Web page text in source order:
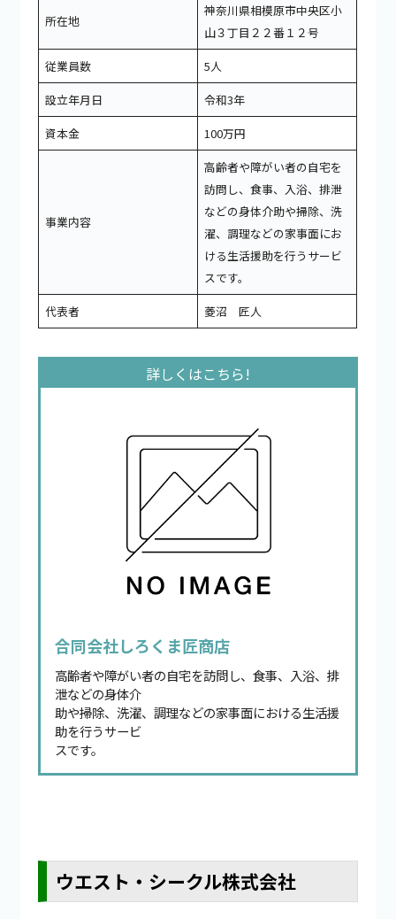
所在地
神奈川県相模原市中央区小
山３丁目２２番１２号
従業員数
5人
設立年月日
令和3年
資本金
100万円
事業内容
高齢者や障がい者の自宅を
訪問し、食事、入浴、排泄
などの身体介助や掃除、洗
濯、調理などの家事面にお
ける生活援助を行うサービ
スです。
代表者
菱沼 匠人
合同会社しろくま匠商店
高齢者や障がい者の自宅を訪問し、食事、入浴、排
泄などの身体介
助や掃除、洗濯、調理などの家事面における生活援
助を行うサービ
スです。
ウエスト・シークル株式会社